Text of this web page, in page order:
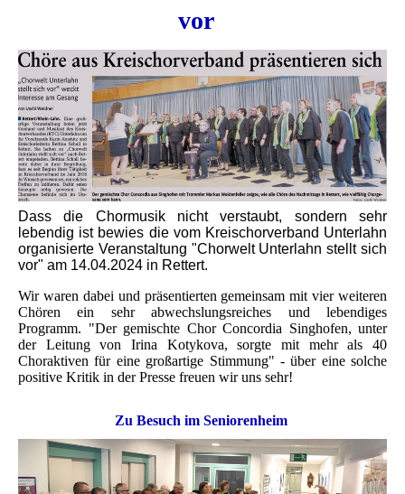
vor
Dass die Chormusik nicht verstaubt, sondern sehr
lebendig ist bewies die vom Kreischorverband Unterlahn
organisierte Veranstaltung "Chorwelt Unterlahn stellt sich
vor" am 14.04.2024 in Rettert.
Wir waren dabei und präsentierten gemeinsam mit vier weiteren
Chören ein sehr abwechslungsreiches und lebendiges
Programm. "Der gemischte Chor Concordia Singhofen, unter
der Leitung von Irina Kotykova, sorgte mit mehr als 40
Choraktiven für eine großartige Stimmung" - über eine solche
positive Kritik in der Presse freuen wir uns sehr!
Zu Besuch im Seniorenheim